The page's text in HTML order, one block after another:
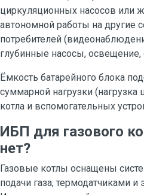
циркуляционных насосов или
автономной работы на другие
потребителей
глубинные насосы, освещение,
Ёмкость батарейного блока
суммарной нагрузки (нагрузка
котла и вспомогательных
ИБП для газового
нет?
Газовые котлы оснащены
подачи газа, термодатчиками и